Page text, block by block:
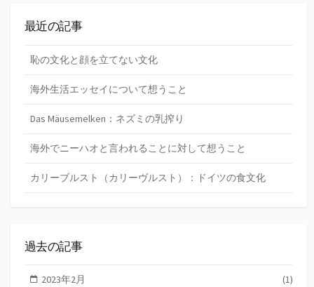
最近の記事
恥の文化と顔を立てない文化
海外生活エッセイについて想うこと
Das Mäusemelken：ネズミの乳搾り
海外でニーハオと言われることに対して想うこと
カリーブルスト（カリーヴルスト）：ドイツの食文化
過去の記事
2023年2月 (1)